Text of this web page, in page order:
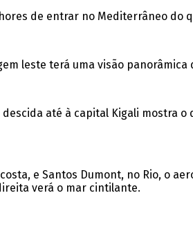
de entrar no Mediterrâneo
leste terá uma visão
até à capital Kigali mostra
costa, e Santos Dumont, no Rio, o
verá o mar cintilante.